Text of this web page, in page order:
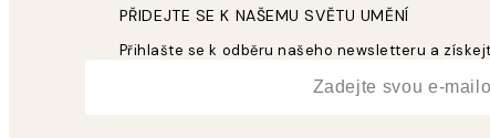
PŘIDEJTE SE K NAŠEMU SVĚTU UMĚNÍ
Přihlašte se k odběru našeho newsletteru a